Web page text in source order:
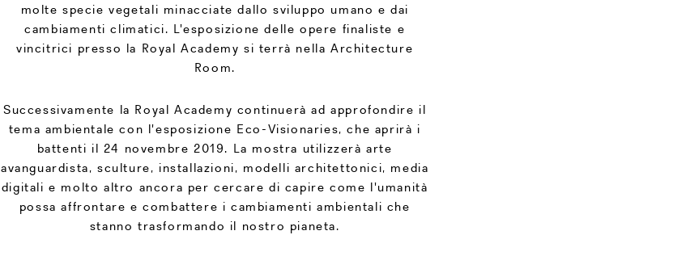
molte specie vegetali minacciate dallo sviluppo umano e dai
cambiamenti climatici. L'esposizione delle opere finaliste e
vincitrici presso la Royal Academy si terrà nella Architecture
Room.
Successivamente la Royal Academy continuerà ad approfondire il
tema ambientale con l'esposizione Eco-Visionaries, che aprirà i
battenti il 24 novembre 2019. La mostra utilizzerà arte
avanguardista, sculture, installazioni, modelli architettonici, media
digitali e molto altro ancora per cercare di capire come l'umanità
possa affrontare e combattere i cambiamenti ambientali che
stanno trasformando il nostro pianeta.